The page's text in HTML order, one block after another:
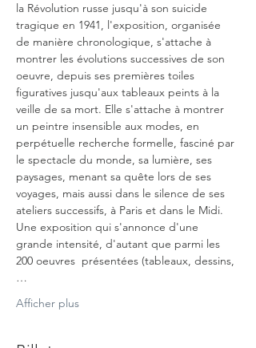
la Révolution russe jusqu'à son suicide
tragique en 1941, l'exposition, organisée
de manière chronologique, s'attache à
montrer les évolutions successives de son
oeuvre, depuis ses premières toiles
figuratives jusqu'aux tableaux peints à la
veille de sa mort. Elle s'attache à montrer
un peintre insensible aux modes, en
perpétuelle recherche formelle, fasciné par
le spectacle du monde, sa lumière, ses
paysages, menant sa quête lors de ses
voyages, mais aussi dans le silence de ses
ateliers successifs, à Paris et dans le Midi.
Une exposition qui s'annonce d'une
grande intensité, d'autant que parmi les
200 oeuvres  présentées (tableaux, dessins,
…
Afficher plus